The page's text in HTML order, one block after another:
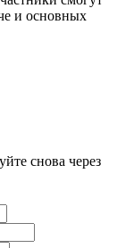
и основных
снова через